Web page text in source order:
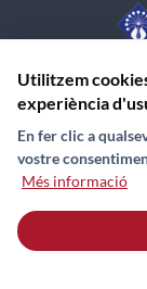
07350
ContacteAvís Legal
Utilitzem
experiència
En fer clic a
vostre
Més informació